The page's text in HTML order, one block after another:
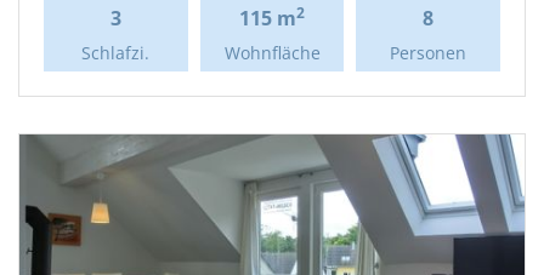
3
Schlafzi.
115 m2
Wohnfläche
8
Personen